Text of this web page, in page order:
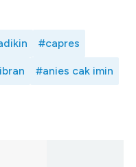
#capres
#anies cak imin